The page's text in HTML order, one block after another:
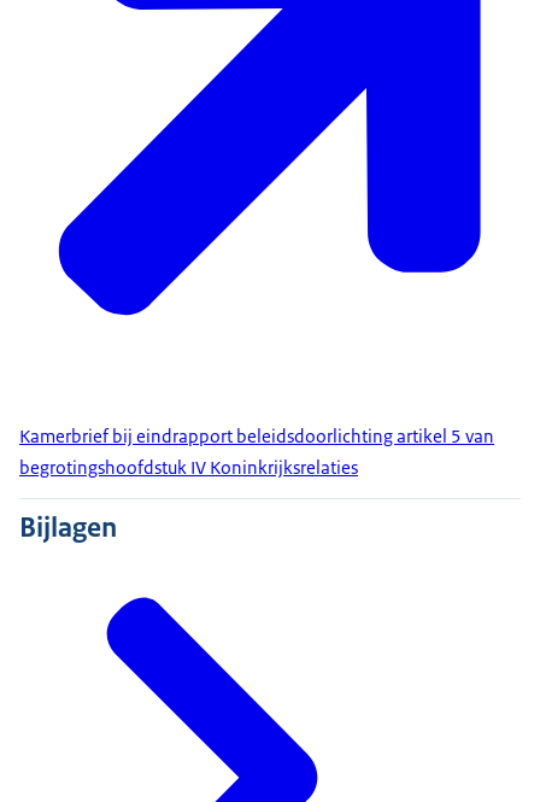
Kamerbrief bij eindrapport beleidsdoorlichting artikel 5 van
begrotingshoofdstuk IV Koninkrijksrelaties
Bijlagen